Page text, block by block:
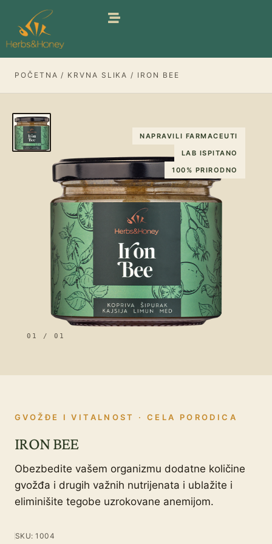
sadržaj
POČETNA / KRVNA SLIKA / IRON BEE
01 / 01
NAPRAVILI FARMACEUTI
LAB ISPITANO
100% PRIRODNO
GVOŽĐE I VITALNOST · CELA PORODICA
IRON BEE
Obezbedite vašem organizmu dodatne količine
gvožđa i drugih važnih nutrijenata i ublažite i
eliminišite tegobe uzrokovane anemijom.
SKU: 1004